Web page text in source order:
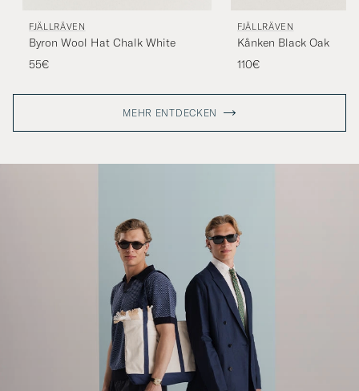
MEHR ENTDECKEN
FJÄLLRÄVEN
Byron Wool Hat Chalk White
55€
FJÄLLRÄVEN
Kånken Black Oak
110€